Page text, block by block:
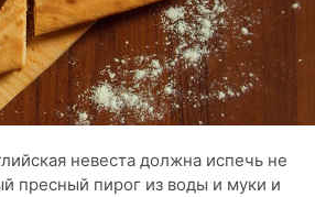
невеста должна испечь не
пресный пирог из воды и муки и